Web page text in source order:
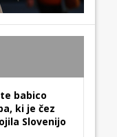
babico
ki je čez
Slovenijo